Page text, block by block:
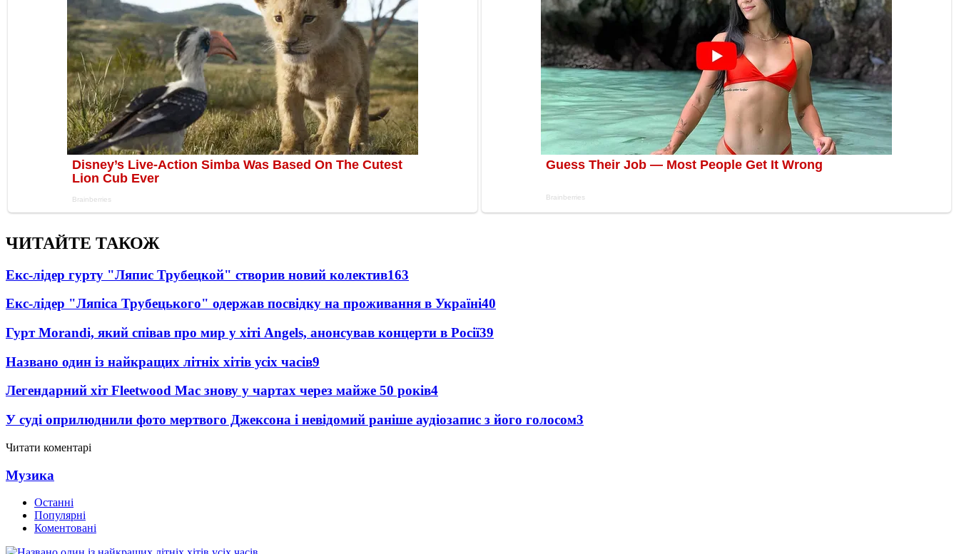
ЧИТАЙТЕ ТАКОЖ
Екс-лідер гурту "Ляпис Трубецкой" створив новий колектив163
Екс-лідер "Ляпіса Трубецького" одержав посвідку на проживання в Україні40
Гурт Morandi, який співав про мир у хіті Angels, анонсував концерти в Росії39
Названо один із найкращих літніх хітів усіх часів9
Легендарний хіт Fleetwood Mac знову у чартах через майже 50 років4
У суді оприлюднили фото мертвого Джексона і невідомий раніше аудіозапис з його голосом3
Читати коментарі
Музика
Останні
Популярні
Коментовані